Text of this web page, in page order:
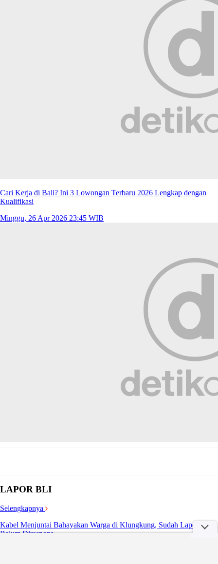
Cari Kerja di Bali? Ini 3 Lowongan Terbaru 2026 Lengkap dengan
Kualifikasi
Minggu, 26 Apr 2026 23:45 WIB
LAPOR BLI
Selengkapnya
Kabel Menjuntai Bahayakan Warga di Klungkung, Sudah Lapor
Belum Direspons